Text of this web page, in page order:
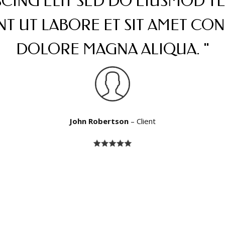
UT LABORE ET SIT AMET
DOLORE MAGNA ALIQUA. "
John Robertson – Client